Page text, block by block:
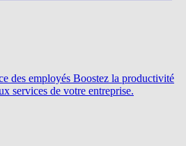
des employés Boostez la productivité
services de votre entreprise.